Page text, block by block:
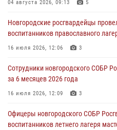
разрешительной работы
линию»
30 июля 2026, 14:36 1
Новгородские росгвардейцы
лагеря «Волынь»
30 июля 2026, 08:40 5
04 августа 2026, 09:13 5
Новгородские росгвардейцы
воспитанников православного
16 июля 2026, 12:06 3
Сотрудники новгородского СОБР
за 6 месяцев 2026 года
16 июля 2026, 12:09 3
Офицеры новгородского СОБР
воспитанников летнего лагеря